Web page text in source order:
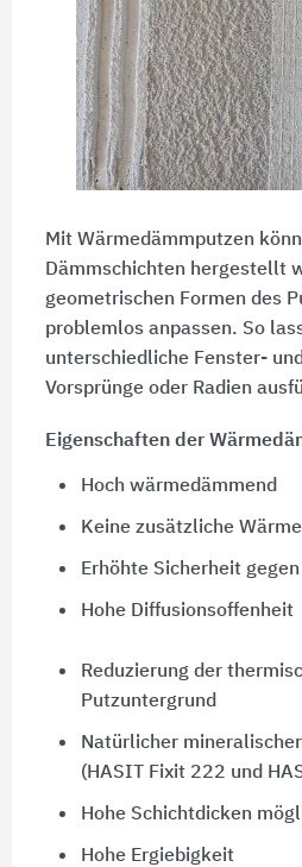
Mit Wärmedämmputzen
Dämmschichten hergestellt
geometrischen Formen des
problemlos anpassen. So
unterschiedliche Fenster-
Vorsprünge oder Radien
Eigenschaften der
Hoch wärmedämmend
Keine zusätzliche
Erhöhte Sicherheit
Hohe Diffusionsoffenheit
Reduzierung der
Putzuntergrund
Natürlicher
(HASIT Fixit 222 und
Hohe Schichtdicken
Hohe Ergiebigkeit